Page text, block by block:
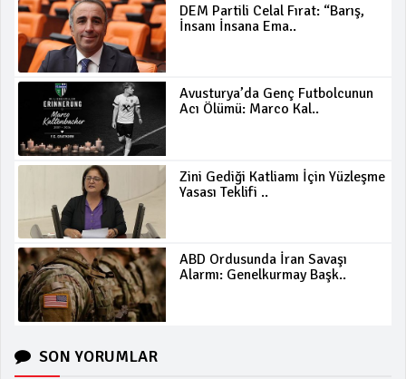
DEM Partili Celal Fırat: “Barış,
İnsanı İnsana Ema..
Avusturya’da Genç Futbolcunun
Acı Ölümü: Marco Kal..
Zini Gediği Katliamı İçin Yüzleşme
Yasası Teklifi ..
ABD Ordusunda İran Savaşı
Alarmı: Genelkurmay Başk..
SON YORUMLAR